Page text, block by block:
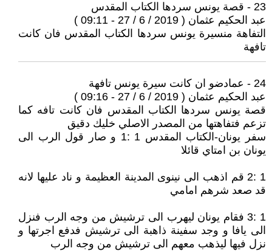
23 - قصة يونس سردها الكتاب المقدس
عبد الحكيم عثمان ( 2019 / 6 / 27 - 09:11 )
التفاهة منسيرة يونس سردها الكتاب المقدس فان كانت
تافهة
24 - عمادضو ان كانت سيرة يونس تافهة
عبد الحكيم عثمان ( 2019 / 6 / 27 - 09:16 )
قصة يونس سردها الكتاب المقدس فان كانت تافه كما
تزعم فتفاهتها من المصدر الاصلي خليك دقيق
سفر يونان-الكتاب المقدس 1 :1 و صار قول الرب الى
يونان بن امتاي قائلا
1 :2 قم اذهب الى نينوى المدينة العظيمة و ناد عليها لانه
قد صعد شرهم امامي
1 :3 فقام يونان ليهرب الى ترشيش من وجه الرب فنزل
الى يافا و وجد سفينة ذاهبة الى ترشيش فدفع اجرتها و
نزل فيها ليذهب معهم الى ترشيش من وجه الرب